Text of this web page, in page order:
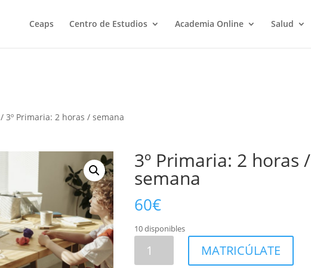
Ceaps Centro de Estudios Academia Online Salud
/ 3º Primaria: 2 horas / semana
3º Primaria: 2 horas /
semana
60€
10 disponibles
Primaria:
MATRICÚLATE